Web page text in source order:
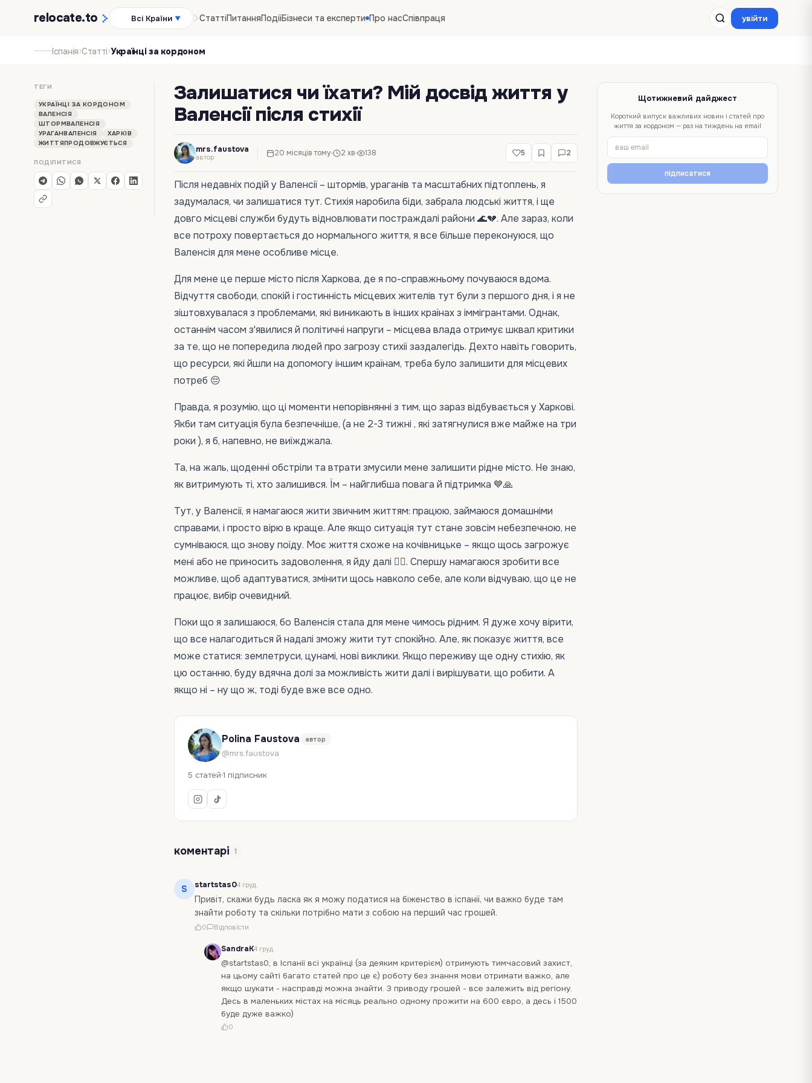
relocate.to Всі Країни ▼ СтаттіПитанняПодіїБізнеси та експерти Про насСпівпраця увійти
Іспанія›Статті›Українці за кордоном
ТЕГИ
УКРАЇНЦІ ЗА КОРДОНОМ
ВАЛЕНСІЯ
ШТОРМВАЛЕНСІЯ
УРАГАНВАЛЕНСІЯ
ХАРКІВ
ЖИТТЯПРОДОВЖУЄТЬСЯ
ПОДІЛИТИСЯ
Залишатися чи їхати? Мій досвід життя у
Валенсії після стихії
mrs.faustova
автор 20 місяців тому 2 хв 138 5 2
Після недавніх подій у Валенсії – штормів, ураганів та масштабних підтоплень, я
задумалася, чи залишатися тут. Стихія наробила біди, забрала людські життя, і ще
довго місцеві служби будуть відновлювати постраждалі райони 🌊💔. Але зараз, коли
все потроху повертається до нормального життя, я все більше переконуюся, що
Валенсія для мене особливе місце.
Для мене це перше місто після Харкова, де я по-справжньому почуваюся вдома.
Відчуття свободи, спокій і гостинність місцевих жителів тут були з першого дня, і я не
зіштовхувалася з проблемами, які виникають в інших країнах з іммігрантами. Однак,
останнім часом з'явилися й політичні напруги – місцева влада отримує шквал критики
за те, що не попередила людей про загрозу стихії заздалегідь. Дехто навіть говорить,
що ресурси, які йшли на допомогу іншим країнам, треба було залишити для місцевих
потреб 😔
Правда, я розумію, що ці моменти непорівнянні з тим, що зараз відбувається у Харкові.
Якби там ситуація була безпечніше, (а не 2-3 тижні , які затягнулися вже майже на три
роки ), я б, напевно, не виїжджала.
Та, на жаль, щоденні обстріли та втрати змусили мене залишити рідне місто. Не знаю,
як витримують ті, хто залишився. Їм – найглибша повага й підтримка 💙🙏
Тут, у Валенсії, я намагаюся жити звичним життям: працюю, займаюся домашніми
справами, і просто вірю в краще. Але якщо ситуація тут стане зовсім небезпечною, не
сумніваюся, що знову поїду. Моє життя схоже на кочівницьке – якщо щось загрожує
мені або не приносить задоволення, я йду далі 🚶‍♀️. Спершу намагаюся зробити все
можливе, щоб адаптуватися, змінити щось навколо себе, але коли відчуваю, що це не
працює, вибір очевидний.
Поки що я залишаюся, бо Валенсія стала для мене чимось рідним. Я дуже хочу вірити,
що все налагодиться й надалі зможу жити тут спокійно. Але, як показує життя, все
може статися: землетруси, цунамі, нові виклики. Якщо переживу ще одну стихію, як
цю останню, буду вдячна долі за можливість жити далі і вирішувати, що робити. А
якщо ні – ну що ж, тоді буде вже все одно.
Polina Faustova автор
@mrs.faustova
5 статей 1 підписник
коментарі 1
S startstas04 груд.
Привіт, скажи будь ласка як я можу податися на біженство в іспанії, чи важко буде там
знайти роботу та скільки потрібно мати з собою на перший час грошей.
0 Відповісти
SandraK4 груд.
@startstas0, в Іспанії всі українці (за деяким критерієм) отримують тимчасовий захист,
на цьому сайті багато статей про це є) роботу без знання мови отримати важко, але
якщо шукати - насправді можна знайти. З приводу грошей - все залежить від регіону.
Десь в маленьких містах на місяць реально одному прожити на 600 євро, а десь і 1500
буде дуже важко)
0
Щотижневий дайджест
Короткий випуск важливих новин і статей про
життя за кордоном — раз на тиждень на email
підписатися